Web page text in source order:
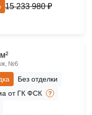
15 233 980 ₽
№6
Без отделки
от ГК ФСК